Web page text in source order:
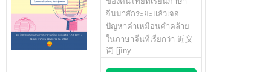
จีนมาสักระยะแล้วเจอ
ปัญหาคำเหมือนคำคล้าย
ในภาษาจีนที่เรียกว่า 近义
词 [jìny…